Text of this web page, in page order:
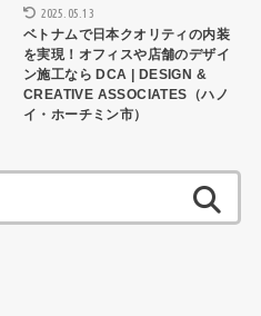
2025.05.13
ベトナムで日本クオリティの内装
を実現！オフィスや店舗のデザイ
ン施工なら DCA | DESIGN &
CREATIVE ASSOCIATES（ハノ
イ・ホーチミン市）
索: